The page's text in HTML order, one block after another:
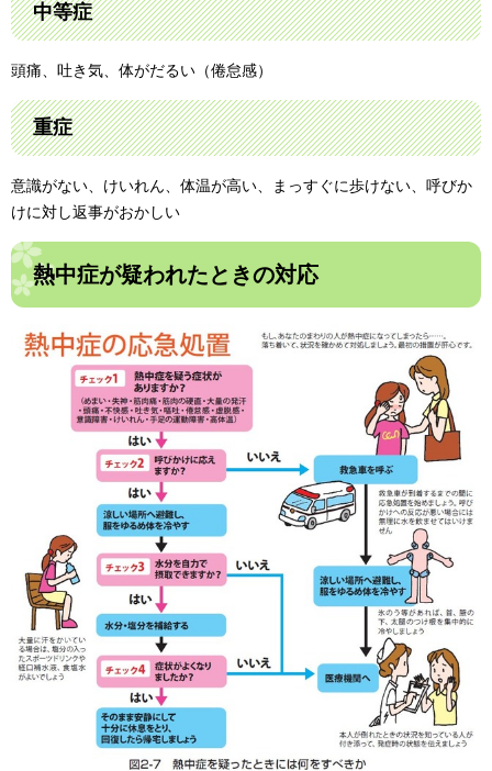
中等症
頭痛、吐き気、体がだるい（倦怠感）
重症
意識がない、けいれん、体温が高い、まっすぐに歩けない、呼びか
けに対し返事がおかしい
熱中症が疑われたときの対応